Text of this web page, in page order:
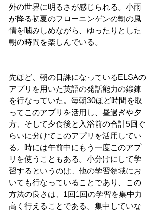
外の世界に明るさが感じられる。小雨
が降る初夏のフローニンゲンの朝の風
情を噛みしめながら、ゆったりとした
朝の時間を楽しんでいる。
先ほど、朝の日課になっているELSAの
アプリを用いた英語の発話能力の鍛錬
を行なっていた。毎朝30ほど時間を取
ってこのアプリを活用し、昼過ぎや夕
方、そして夕食後と入浴前の合計5回ぐ
らいに分けてこのアプリを活用してい
る。時には午前中にもう一度このアプ
リを使うこともある。小分けにして学
習するというのは、他の学習領域にお
いても行なっていることであり、この
方法の良さは、1回1回の学習を集中力
高く行えることである。集中していな